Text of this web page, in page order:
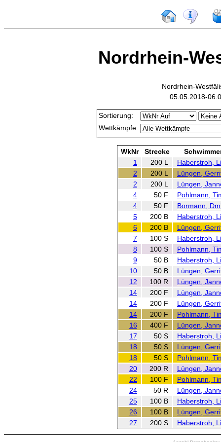
Nordrhein-
Nordrhein-
05.05.2018-
Sortierung:
Wettkämpfe:
WkNr Strecke
1
200 L
Haberstroh,
2
200 L
Lüngen,
2
200 L
Lüngen,
4
50 F
Pohlmann,
4
50 F
Bormann,
5
200 B
Haberstroh,
6
200 B
Lüngen,
7
100 S
Haberstroh,
8
100 S
Pohlmann,
9
50 B
Haberstroh,
10
50 B
Lüngen,
12
100 R
Lüngen,
14
200 F
Lüngen,
14
200 F
Lüngen,
14
200 F
Pohlmann,
16
400 F
Lüngen,
17
50 S
Haberstroh,
18
50 S
Lüngen,
18
50 S
Pohlmann,
20
200 R
Lüngen,
22
100 F
Pohlmann,
24
50 R
Lüngen,
25
100 B
Haberstroh,
26
100 B
Lüngen,
27
200 S Haberstroh,